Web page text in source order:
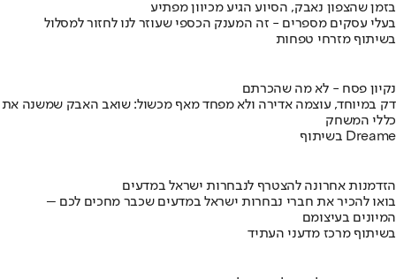
בזמן שהצפון נאבק, הסיוע הגיע מכיוון מפתיע
בעלי עסקים מספרים - זה המענק הכספי שעוזר לנו לחזור למסלול
בשיתוף מזרחי טפחות
נקיון פסח - לא מה שהכרתם
דק במיוחד, עוצמה אדירה ולא מפחד מאף מכשול: שואב האבק שמשנה את
כללי המשחק
בשיתוף Dreame
הזדמנות אחרונה להצטרף לנבחרות ישראל במדעים
בואו להכיר את חברי נבחרות ישראל במדעים שכבר מחכים לכם –
המיונים בעיצומם
בשיתוף מרכז מדעני העתיד